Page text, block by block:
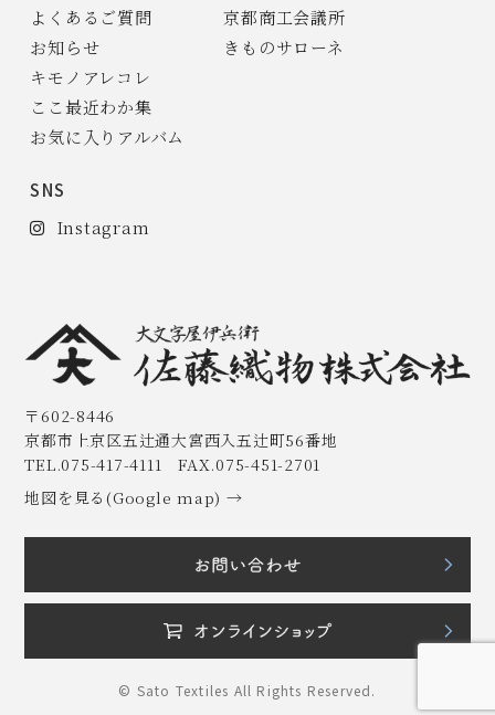
よくあるご質問
お知らせ
キモノアレコレ
ここ最近わか集
お気に入りアルバム
SNS
Instagram
京都商工会議所
きものサローネ
〒602-8446
京都市上京区五辻通大宮西入五辻町56番地
TEL.075-417-4111 FAX.075-451-2701
地図を見る(Google map) →
© Sato Textiles All Rights Reserved.